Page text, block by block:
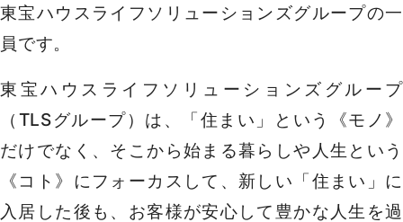
東宝ハウスライフソリューションズグループの一
員です。
東宝ハウスライフソリューションズグループ
（TLSグループ）は、「住まい」という《モノ》
だけでなく、そこから始まる暮らしや人生という
《コト》にフォーカスして、新しい「住まい」に
入居した後も、お客様が安心して豊かな人生を過